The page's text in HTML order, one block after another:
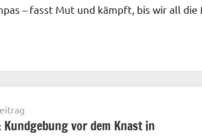
– fasst Mut und kämpft, bis wir all
vor dem Knast in